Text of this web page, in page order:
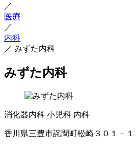
／
医療
／
内科
／ みずた内科
みずた内科
消化器内科 小児科 内科
香川県三豊市詫間町松崎３０１－１